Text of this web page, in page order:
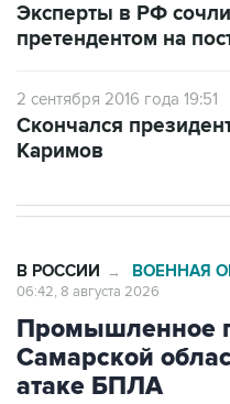
Эксперты в РФ
претендентом на
2 сентября 2016 года 19:51
Скончался
Каримов
В РОССИИ → ВОЕННАЯ
06:42, 8 августа 2026
Промышленное
Самарской
атаке БПЛА